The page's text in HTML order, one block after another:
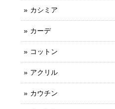
カシミア
カーデ
コットン
アクリル
カウチン